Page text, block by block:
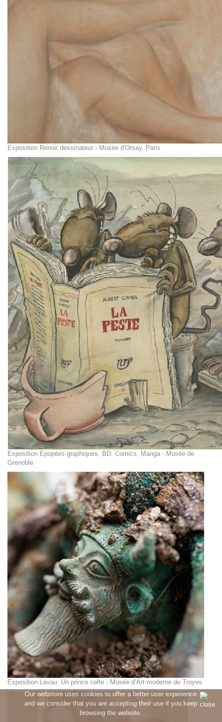
Our webstore uses cookies to offer a better user experience
and we consider that you are accepting their use if you keep
browsing the website.
Exposition Renoir dessinateur - Musée d'Orsay, Paris
Exposition Epopées graphiques, BD, Comics, Manga - Musée de
Grenoble
Exposition Lavau. Un prince celte - Musée d’Art moderne de Troyes